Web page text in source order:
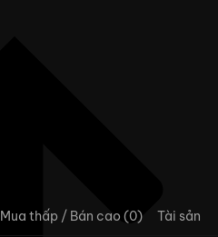
Mua thấp / Bán cao (0)
Tài sản